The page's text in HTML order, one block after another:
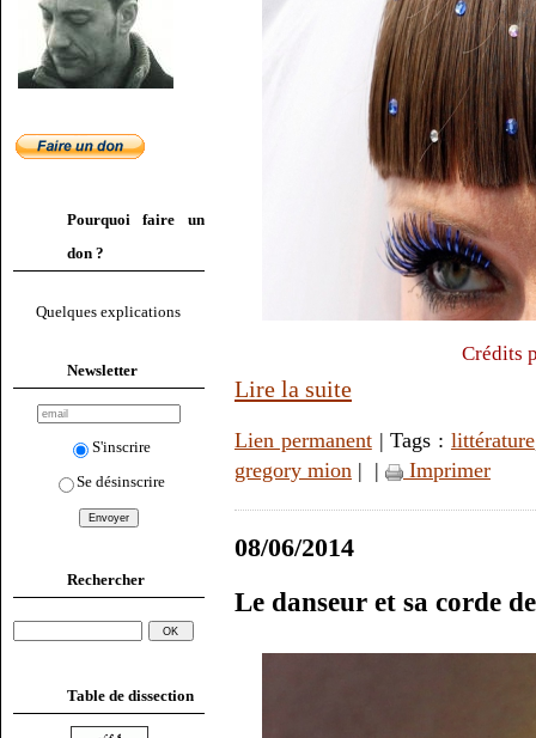
Pourquoi faire un
don ?
Quelques explications
Newsletter
S'inscrire
Se désinscrire
Rechercher
Table de dissection
Crédits
Lire la suite
Lien permanent| Tags : littérature
gregory mion | | Imprimer
08/06/2014
Le danseur et sa corde